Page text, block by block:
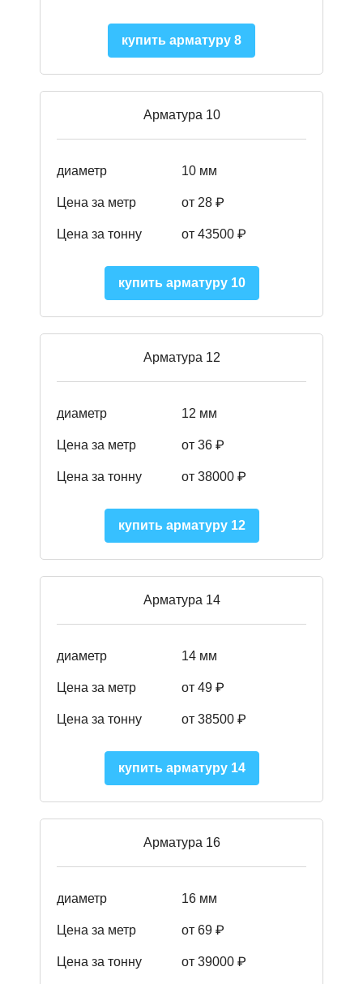
купить арматуру 8
Арматура 10
диаметр 10 мм
Цена за метр от 28 ₽
Цена за тонну от 43500 ₽
купить арматуру 10
Арматура 12
диаметр 12 мм
Цена за метр от 36 ₽
Цена за тонну от 38000 ₽
купить арматуру 12
Арматура 14
диаметр 14 мм
Цена за метр от 49 ₽
Цена за тонну от 38500 ₽
купить арматуру 14
Арматура 16
диаметр 16 мм
Цена за метр от 69 ₽
Цена за тонну от 39000 ₽